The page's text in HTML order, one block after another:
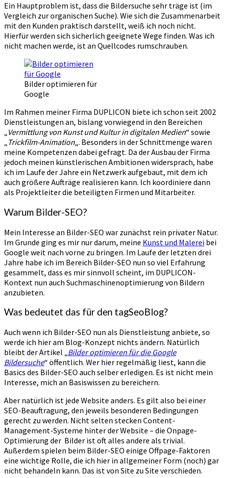
Ein Hauptproblem ist, dass die Bildersuche sehr träge ist (im
Vergleich zur organischen Suche). Wie sich die Zusammenarbeit
mit den Kunden praktisch darstellt, weiß ich noch nicht.
Hierfür werden sich sicherlich geeignete Wege finden. Was ich
nicht machen werde, ist an Quellcodes rumschrauben.
Bilder optimieren für
Google
Im Rahmen meiner Firma DUPLICON biete ich schon seit 2002
Dienstleistungen an, bislang vorwiegend in den Bereichen
„Vermittlung von Kunst und Kultur in digitalen Medien“ sowie
„ Trickfilm-Animation„. Besonders in der Schnittmenge waren
meine Kompetenzen dabei gefragt. Da der Ausbau der Firma
jedoch meinen künstlerischen Ambitionen widersprach, habe
ich im Laufe der Jahre ein Netzwerk aufgebaut, mit dem ich
auch größere Aufträge realisieren kann. Ich koordiniere dann
als Projektleiter die beteiligten Firmen und Mitarbeiter.
Warum Bilder-SEO?
Mein Interesse an Bilder-SEO war zunächst rein privater Natur.
Im Grunde ging es mir nur darum, meine Kunst und Malerei bei
Google weit nach vorne zu bringen. Im Laufe der letzten drei
Jahre habe ich im Bereich Bilder-SEO nun so viel Erfahrung
gesammelt, dass es mir sinnvoll scheint, im DUPLICON-
Kontext nun auch Suchmaschinenoptimierung von Bildern
anzubieten.
Was bedeutet das für den tagSeoBlog?
Auch wenn ich Bilder-SEO nun als Dienstleistung anbiete, so
werde ich hier am Blog-Konzept nichts ändern. Natürlich
bleibt der Artikel „Bilder optimieren für die Google
Bildersuche“ öffentlich. Wer hier regelmäßig liest, kann die
Basics des Bilder-SEO auch selber erledigen. Es ist nicht mein
Interesse, mich an Basiswissen zu bereichern.
Aber natürlich ist jede Website anders. Es gilt also bei einer
SEO-Beauftragung, den jeweils besonderen Bedingungen
gerecht zu werden. Nicht selten stecken Content-
Management-Systeme hinter der Website – die Onpage-
Optimierung der Bilder ist oft alles andere als trivial.
Außerdem spielen beim Bilder-SEO einige Offpage-Faktoren
eine wichtige Rolle, die ich hier in allgemeiner Form (noch) gar
nicht behandeln kann. Das ist von Site zu Site verschieden.